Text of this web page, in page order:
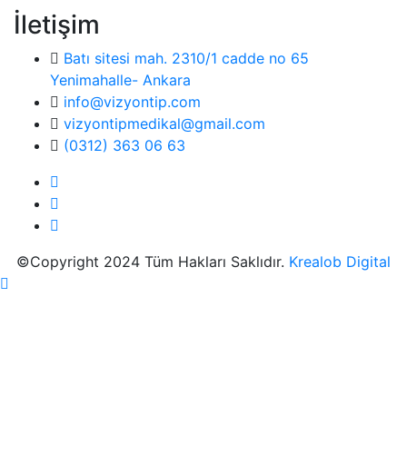
İletişim
Batı sitesi mah. 2310/1 cadde no 65
Yenimahalle- Ankara
info@vizyontip.com
vizyontipmedikal@gmail.com
(0312) 363 06 63
©Copyright 2024 Tüm Hakları Saklıdır. Krealob Digital